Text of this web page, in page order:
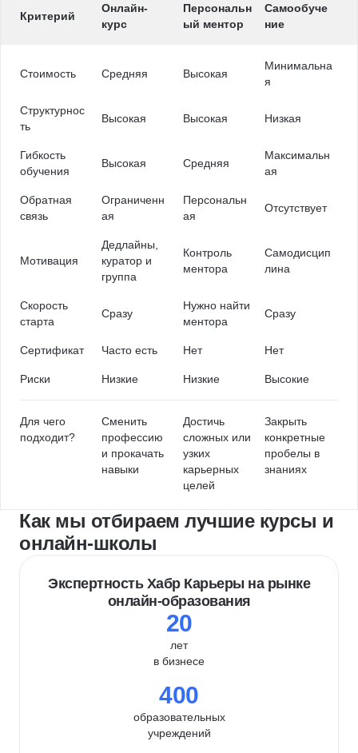
Критерий
Онлайн-
курс
Персональн
ый ментор
Самообуче
ние
Стоимость Средняя Высокая
Минимальна
я
Структурнос
ть
Высокая Высокая Низкая
Гибкость
обучения
Высокая Средняя
Максимальн
ая
Обратная
связь
Ограниченн
ая
Персональн
ая
Отсутствует
Мотивация
Дедлайны,
куратор и
группа
Контроль
ментора
Самодисцип
лина
Скорость
старта
Сразу
Нужно найти
ментора
Сразу
Сертификат Часто есть Нет Нет
Риски Низкие Низкие Высокие
Для чего
подходит?
Сменить
профессию
и прокачать
навыки
Достичь
сложных или
узких
карьерных
целей
Закрыть
конкретные
пробелы в
знаниях
Как мы отбираем лучшие курсы и
онлайн-школы
Экспертность Хабр Карьеры на рынке
онлайн-образования
20
лет
в бизнесе
400
образовательных
учреждений